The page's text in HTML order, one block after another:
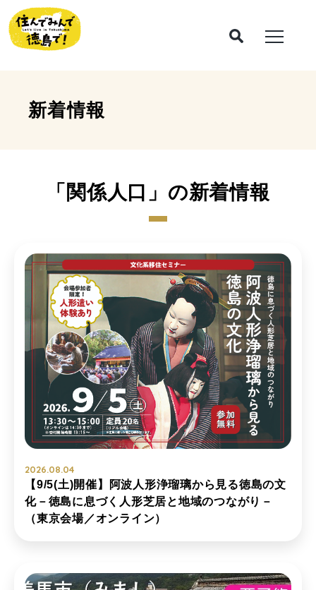
新着情報
「関係人口」の新着情報
2026.08.04
【9/5(土)開催】阿波人形浄瑠璃から見る徳島の文
化－徳島に息づく人形芝居と地域のつながり－
（東京会場／オンライン）